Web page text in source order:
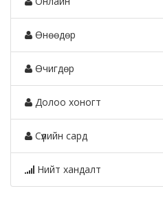
Өнөөдөр
Өчигдөр
Долоо хоногт
Сүүлийн сард
Нийт хандалт